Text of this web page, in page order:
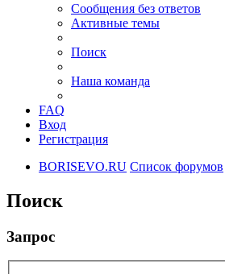
Сообщения без ответов
Активные темы
Поиск
Наша команда
FAQ
Вход
Регистрация
BORISEVO.RU Список форумов
Поиск
Запрос